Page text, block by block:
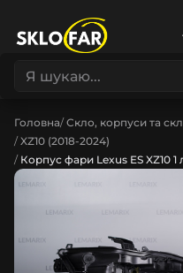
Головна Скло, корпуси та
XZ10 (2018-2024)
Корпус фари Lexus ES XZ10 1